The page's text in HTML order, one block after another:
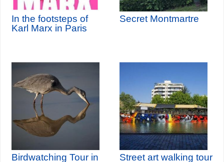
In the footsteps of
Karl Marx in Paris
Secret Montmartre
Birdwatching Tour in
Street art walking tour